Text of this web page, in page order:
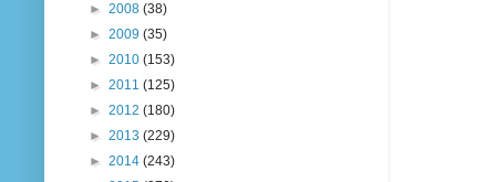
► 2008 (38)
► 2009 (35)
► 2010 (153)
► 2011 (125)
► 2012 (180)
► 2013 (229)
► 2014 (243)